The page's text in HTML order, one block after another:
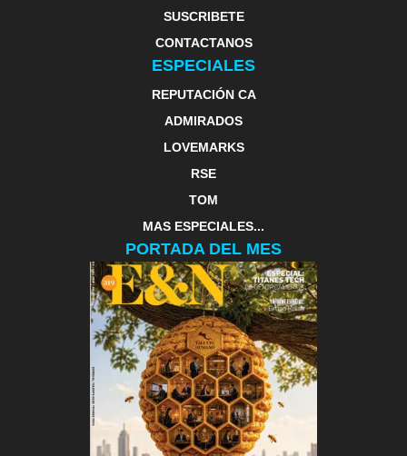
SUSCRIBETE
CONTACTANOS
ESPECIALES
REPUTACIÓN CA
ADMIRADOS
LOVEMARKS
RSE
TOM
MAS ESPECIALES...
PORTADA DEL MES